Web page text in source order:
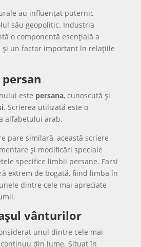
au influențat puternic
său geopolitic. Industria
o componentă esențială a
și un factor important în relațiile
este persana, cunoscută și
. Scrierea utilizată este o
alfabetului arab.
pare similară, această scriere
și modificări speciale
specifice limbii persane. Farsi
extrem de bogată, fiind limba în
dintre cele mai apreciate
vânturilor
unul dintre cele mai
din lume. Situat în